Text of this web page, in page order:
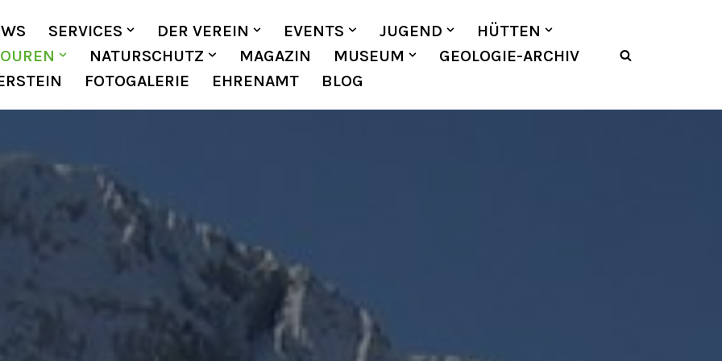
SERVICES DER VEREIN EVENTS JUGEND
HÜTTEN
NATURSCHUTZ MAGAZIN MUSEUM
GEOLOGIE-ARCHIV
FOTOGALERIE EHRENAMT BLOG